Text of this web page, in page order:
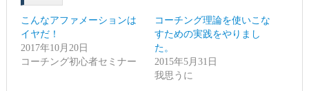
(新
し
い
ウ
ィ
ン
ド
ウ
ク
し
だ
さ
い
こんなアファメーションは
イヤだ！
2017年10月20日
コーチング初心者セミナー
コーチング理論を使いこな
すための実践をやりまし
た。
2015年5月31日
我思うに